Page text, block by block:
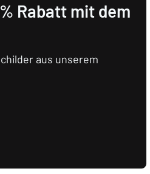
Rabatt mit dem
aus unserem